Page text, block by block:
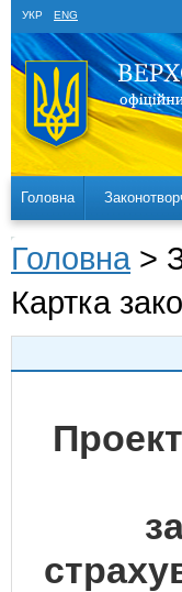
УКР ENG
Головна
Головна >
Картка